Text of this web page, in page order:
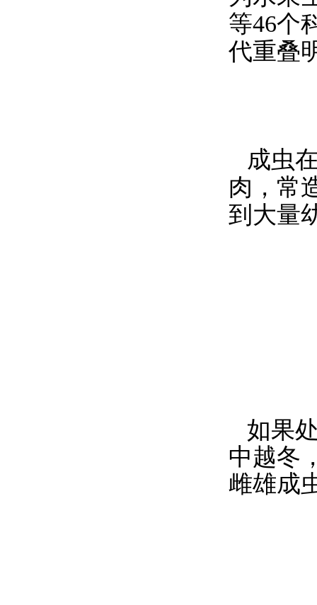
等46个
代重叠
成虫
肉，常
到大量
如果
中越冬
雌雄成